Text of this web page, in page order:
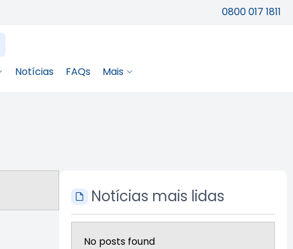
0800 017 1811
Notícias FAQs Mais
Notícias mais lidas
No posts found